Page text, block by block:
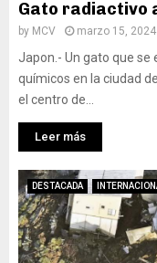
Gato radiactivo
by MCV marzo 15, 2024
Japon.- Un gato que
químicos en la ciudad
el centro de...
Leer más
DESTACADA